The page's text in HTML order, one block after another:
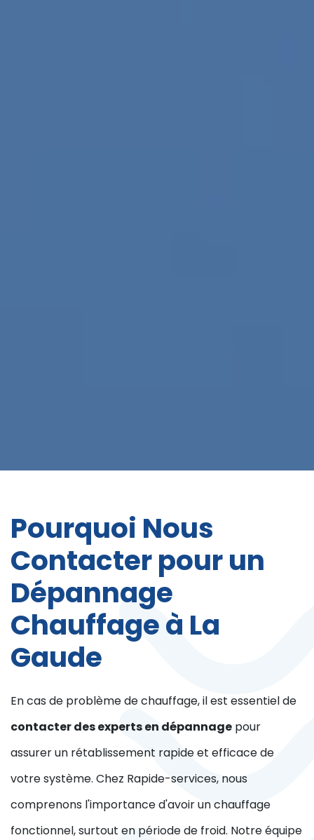
Pourquoi Nous
Contacter pour un
Dépannage
Chauffage à La
Gaude
En cas de problème de chauffage, il est essentiel de
contacter des experts en dépannage pour
assurer un rétablissement rapide et efficace de
votre système. Chez Rapide-services, nous
comprenons l'importance d'avoir un chauffage
fonctionnel, surtout en période de froid. Notre équipe